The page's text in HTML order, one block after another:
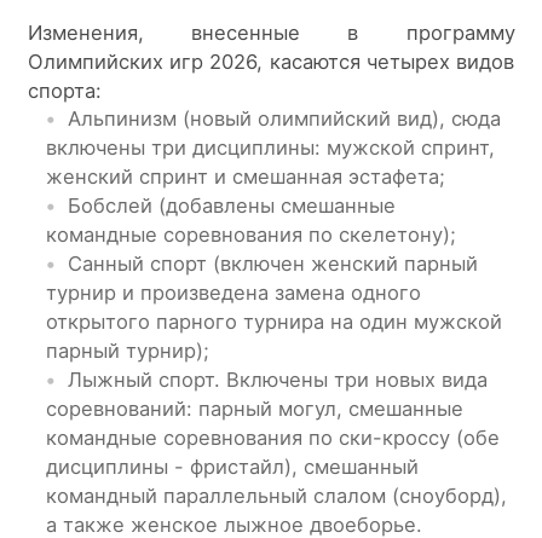
Изменения, внесенные в программу
Олимпийских игр 2026, касаются четырех видов
спорта:
Альпинизм (новый олимпийский вид), сюда
включены три дисциплины: мужской спринт,
женский спринт и смешанная эстафета;
Бобслей (добавлены смешанные
командные соревнования по скелетону);
Санный спорт (включен женский парный
турнир и произведена замена одного
открытого парного турнира на один мужской
парный турнир);
Лыжный спорт. Включены три новых вида
соревнований: парный могул, смешанные
командные соревнования по ски-кроссу (обе
дисциплины - фристайл), смешанный
командный параллельный слалом (сноуборд),
а также женское лыжное двоеборье.